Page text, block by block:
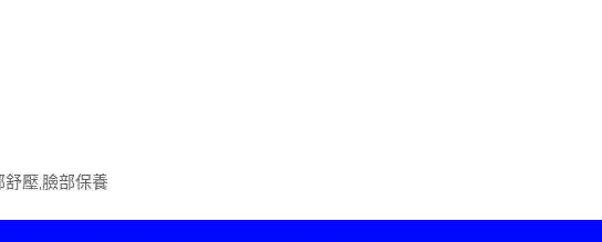
舒壓,臉部保養